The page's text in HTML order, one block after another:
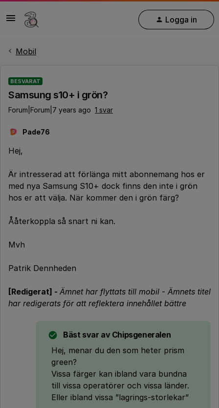
Logga in
Mobil
BESVARAT
Samsung s10+ i grön?
Forum|Forum|7 years ago 1 svar
P Pade76
Hej,
Är intresserad att förlänga mitt abonnemang hos er
med nya Samsung S10+ dock finns den inte i grön
hos er att välja. När kommer den i grön färg?
Ååterkoppla så snart ni kan.
Mvh
Patrik Dennheden
[Redigerat] - Ämnet har flyttats till mobil - Ämnets titel
har redigerats för att reflektera innehållet bättre
Bäst svar av Chipsgeneralen
Hej, menar du den som heter prism
green?
Vissa färger kan ibland vara bundna
till vissa operatörer och vissa länder.
Eller ibland vissa ”lagrings-storlekar”